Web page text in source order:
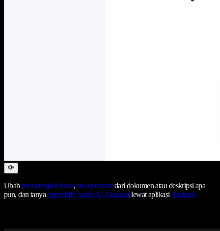
Ubahteks menjadi suara,buat podcastdari dokumen atau deskripsi apa
pun, dan tanya Speechify Voice AI Assistantlewat aplikasiAndroid